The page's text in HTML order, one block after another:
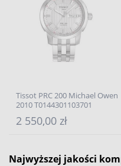
Tissot PRC 200 Michael Owen
2010 T0144301103701
2 550,00 zł
Najwyższej jakości